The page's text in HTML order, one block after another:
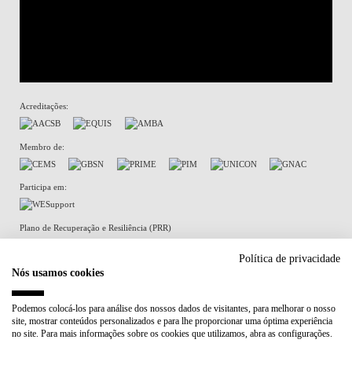
Acreditações:
Membro de:
Participa em:
Plano de Recuperação e Resiliência (PRR)
Política de Privacidade
Política de privacidade
Nós usamos cookies
Podemos colocá-los para análise dos nossos dados de visitantes, para melhorar o nosso
site, mostrar conteúdos personalizados e para lhe proporcionar uma óptima experiência
no site. Para mais informações sobre os cookies que utilizamos, abra as configurações.